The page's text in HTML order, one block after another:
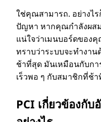
ใช่คุณสามารถ. อย่างไ
ปัญหา หากคุณกําลังผสม
แน่ใจว่าเมนบอร์ดของ
ทราบว่าระบบจะทํางา
ช้าที่สุด มันเหมือนกับก
เร็วพอ ๆ กับสมาชิกที่ช้
PCI เกี่ยวข้องกั